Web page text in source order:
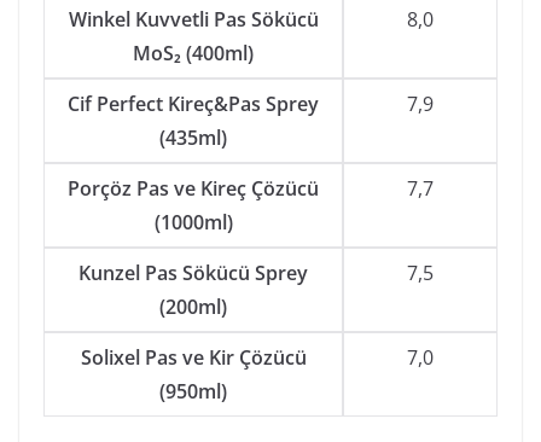
Winkel Kuvvetli Pas Sökücü
MoS₂ (400ml)
8,0
Cif Perfect Kireç&Pas Sprey
(435ml)
7,9
Porçöz Pas ve Kireç Çözücü
(1000ml)
7,7
Kunzel Pas Sökücü Sprey
(200ml)
7,5
Solixel Pas ve Kir Çözücü
(950ml)
7,0